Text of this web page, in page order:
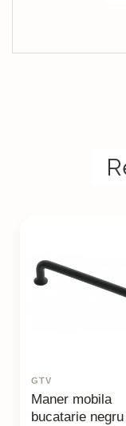
GTV
Maner mobila
bucatarie